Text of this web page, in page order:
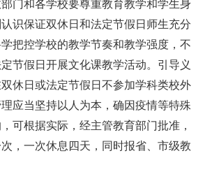
和各学校要尊重教育教学和学生身
识保证双休日和法定节假日师生充分
把控学校的教学节奏和教学强度，不
节假日开展文化课教学活动。引导义
休日或法定节假日不参加学科类校外
应当坚持以人为本，确因疫情等特殊
可根据实际，经主管教育部门批准，
，一次休息四天，同时报省、市级教